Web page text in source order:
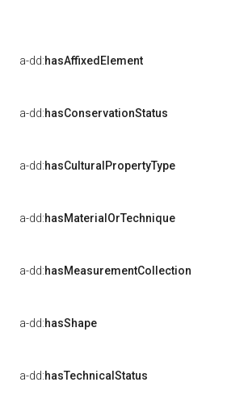
a-dd:hasAffixedElement
a-dd:hasConservationStatus
a-dd:hasCulturalPropertyType
a-dd:hasMaterialOrTechnique
a-dd:hasMeasurementCollection
a-dd:hasShape
a-dd:hasTechnicalStatus